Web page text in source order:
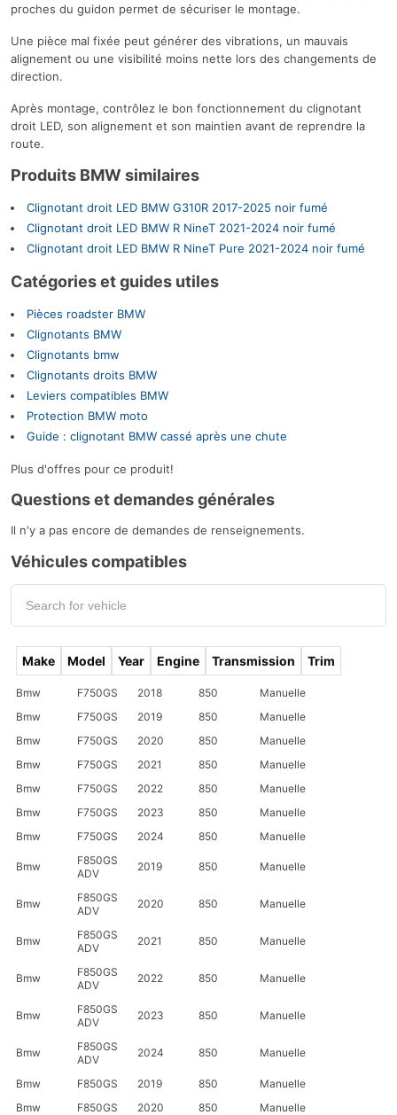
proches du guidon permet de sécuriser le montage.
Une pièce mal fixée peut générer des vibrations, un mauvais
alignement ou une visibilité moins nette lors des changements de
direction.
Après montage, contrôlez le bon fonctionnement du clignotant
droit LED, son alignement et son maintien avant de reprendre la
route.
Produits BMW similaires
Clignotant droit LED BMW G310R 2017-2025 noir fumé
Clignotant droit LED BMW R NineT 2021-2024 noir fumé
Clignotant droit LED BMW R NineT Pure 2021-2024 noir fumé
Catégories et guides utiles
Pièces roadster BMW
Clignotants BMW
Clignotants bmw
Clignotants droits BMW
Leviers compatibles BMW
Protection BMW moto
Guide : clignotant BMW cassé après une chute
Plus d'offres pour ce produit!
Questions et demandes générales
Il n'y a pas encore de demandes de renseignements.
Véhicules compatibles
Make Model Year Engine Transmission Trim
Bmw F750GS 2018 850
Manuelle
Bmw
F750GS 2019 850
Manuelle
Bmw
F750GS 2020 850
Manuelle
Bmw
F750GS 2021 850
Manuelle
Bmw
F750GS 2022 850
Manuelle
Bmw
F750GS 2023 850
Manuelle
Bmw
F750GS 2024 850 Manuelle
Bmw
F850GS
ADV
2019 850 Manuelle
Bmw
F850GS
ADV
2020 850 Manuelle
Bmw
F850GS
ADV
2021 850 Manuelle
Bmw
F850GS
ADV
2022 850 Manuelle
Bmw
F850GS
ADV
2023 850 Manuelle
Bmw
F850GS
ADV
2024 850 Manuelle
Bmw F850GS 2019 850
Manuelle
Bmw
F850GS 2020 850
Manuelle